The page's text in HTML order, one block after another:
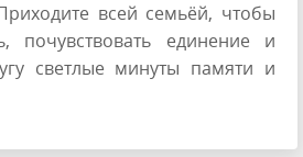
всей семьёй, чтобы
почувствовать единение и
светлые минуты памяти и